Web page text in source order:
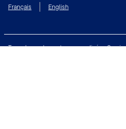
Français English
Taux de rendement personnalisé